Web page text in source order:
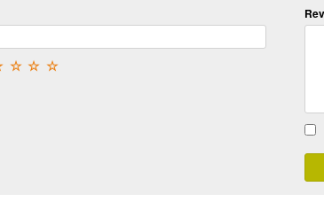
☆
☆
☆